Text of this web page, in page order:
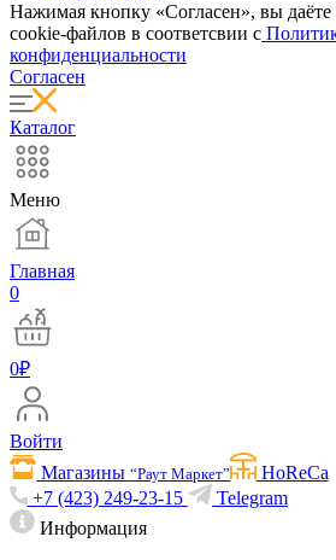
Нажимая кнопку «Согласен», вы даёте
cookie-файлов в соответсвии с
конфиденциальности
Согласен
Каталог
Меню
Главная
0
0₽
Войти
Магазины“Раут Маркет”
HoReCa
+7 (423) 249-23-15
Telegram
Информация